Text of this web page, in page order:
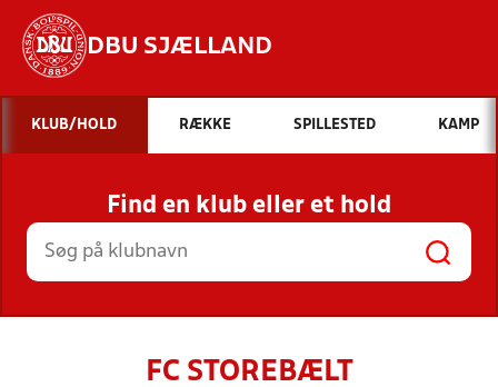
DBU SJÆLLAND
Hvad vil du søge efter?
INDHOLD OG NYHEDER
STILLINGER, RESULTATER, KLUBBER OG
HOLD
KLUB/HOLD RÆKKE SPILLESTED KAMP
Find en klub eller et hold
FC STOREBÆLT